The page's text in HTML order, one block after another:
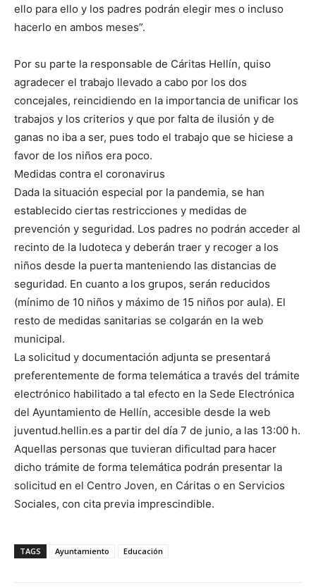
ello para ello y los padres podrán elegir mes o incluso
hacerlo en ambos meses”.
Por su parte la responsable de Cáritas Hellín, quiso
agradecer el trabajo llevado a cabo por los dos
concejales, reincidiendo en la importancia de unificar los
trabajos y los criterios y que por falta de ilusión y de
ganas no iba a ser, pues todo el trabajo que se hiciese a
favor de los niños era poco.
Medidas contra el coronavirus
Dada la situación especial por la pandemia, se han
establecido ciertas restricciones y medidas de
prevención y seguridad. Los padres no podrán acceder al
recinto de la ludoteca y deberán traer y recoger a los
niños desde la puerta manteniendo las distancias de
seguridad. En cuanto a los grupos, serán reducidos
(mínimo de 10 niños y máximo de 15 niños por aula). El
resto de medidas sanitarias se colgarán en la web
municipal.
La solicitud y documentación adjunta se presentará
preferentemente de forma telemática a través del trámite
electrónico habilitado a tal efecto en la Sede Electrónica
del Ayuntamiento de Hellín, accesible desde la web
juventud.hellin.es a partir del día 7 de junio, a las 13:00 h.
Aquellas personas que tuvieran dificultad para hacer
dicho trámite de forma telemática podrán presentar la
solicitud en el Centro Joven, en Cáritas o en Servicios
Sociales, con cita previa imprescindible.
TAGS Ayuntamiento Educación